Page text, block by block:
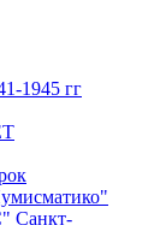
1945 гг
Санкт-